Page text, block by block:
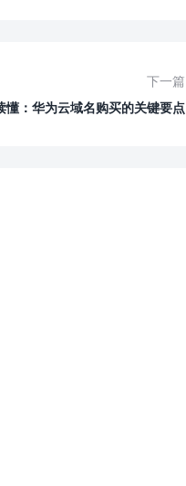
下一篇
懂：华为云域名购买的关键要点